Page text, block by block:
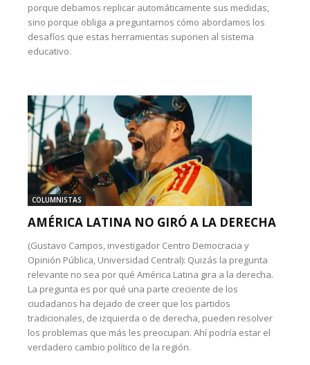
porque debamos replicar automáticamente sus medidas,
sino porque obliga a preguntarnos cómo abordamos los
desafíos que estas herramientas suponen al sistema
educativo.
COLUMNISTAS
AMÉRICA LATINA NO GIRÓ A LA DERECHA
(Gustavo Campos, investigador Centro Democracia y
Opinión Pública, Universidad Central): Quizás la pregunta
relevante no sea por qué América Latina gira a la derecha.
La pregunta es por qué una parte creciente de los
ciudadanos ha dejado de creer que los partidos
tradicionales, de izquierda o de derecha, pueden resolver
los problemas que más les preocupan. Ahí podría estar el
verdadero cambio político de la región.